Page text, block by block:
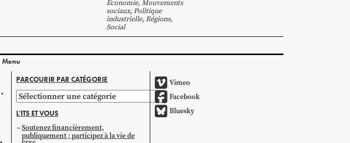
Économie, Mouvements
sociaux, Politique
industrielle, Régions,
Social
Menu
PARCOURIR PAR CATÉGORIE
Parcourir
par
catégorie
L'ITS ET VOUS
Soutenez financièrement,
publiquement ; participez à la vie de
Vimeo
Facebook
Bluesky